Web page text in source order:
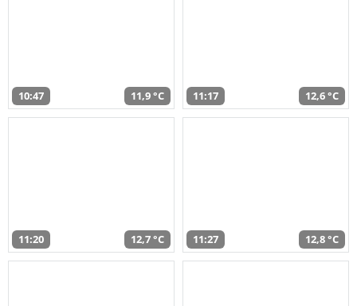
10:47 11,9 °C 11:17 12,6 °C
11:20 12,7 °C 11:27 12,8 °C